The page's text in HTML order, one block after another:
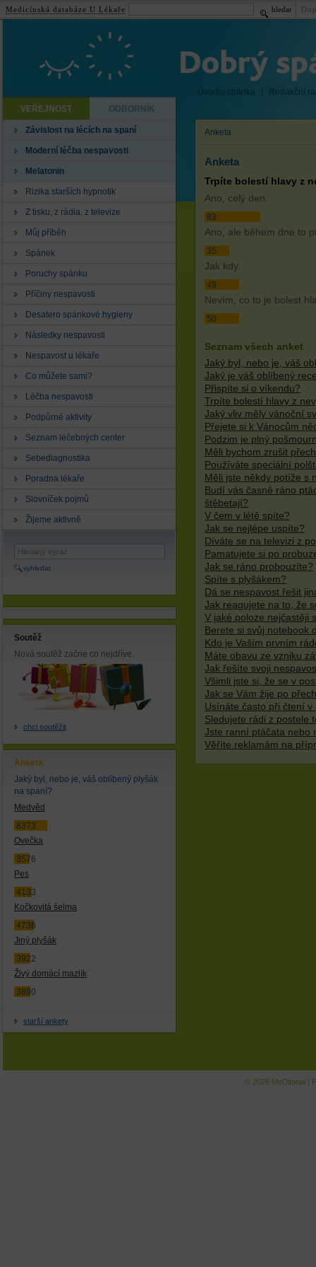
Úvodní stránka
Redakční
VEŘEJNOST
ODBORNÍK
Závislost na lécích na spaní
Moderní léčba nespavosti
Melatonin
Rizika starších hypnotik
Z tisku, z rádia, z televize
Můj příběh
Spánek
Poruchy spánku
Příčiny nespavosti
Desatero spánkové hygieny
Následky nespavosti
Nespavost u lékaře
Co můžete sami?
Léčba nespavosti
Podpůrné aktivity
Seznam léčebných center
Sebediagnostika
Poradna lékaře
Slovníček pojmů
Žijeme aktivně
vyhledat
Soutěž
Nová soutěž začne co nejdříve.
chci soutěžit
Anketa
Jaký byl, nebo je, váš oblíbený plyšák
na spaní?
Medvěd
8373
Ovečka
3576
Pes
4133
Kočkovitá šelma
4736
Jiný plyšák
3922
Živý domácí mazlík
3890
starší ankety
Anketa
Anketa
Trpíte bolestí hlavy z
Ano, celý den.
83
Ano, ale během dne to
35
Jak kdy.
49
Nevím, co to je bolest
50
Seznam všech anket
Jaký byl, nebo je, váš
Jaký je váš oblíbený
Přispíte si o víkendu?
Trpíte bolestí hlavy z
Jaký vliv měly vánoční
Přejete si k Vánocům
Podzim je plný
Měli bychom zrušit
Používáte speciální
Měli jste někdy potíže s
Budí vás časně ráno
štěbetají?
V čem v létě spíte?
Jak se nejlépe uspíte?
Díváte se na televizi z
Pamatujete si po
Jak se ráno probouzíte?
Spíte s plyšákem?
Dá se nespavost řešit
Jak reagujete na to, že
V jaké poloze nejčastěji
Berete si svůj notebook
Kdo je Vaším prvním
Máte obavu ze vzniku
Jak řešíte svoji
Všimli jste si, že se v
Jak se Vám žije po
Usínáte často při čtení v
Sledujete rádi z postele
Jste ranní ptáčata nebo
Věříte reklamám na
© 2026 MeDitorial |
Medicínská databáze U Lékaře hledat